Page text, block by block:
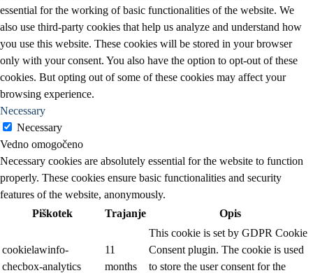
essential for the working of basic functionalities of the website. We
also use third-party cookies that help us analyze and understand how
you use this website. These cookies will be stored in your browser
only with your consent. You also have the option to opt-out of these
cookies. But opting out of some of these cookies may affect your
browsing experience.
Necessary
Necessary
Vedno omogočeno
Necessary cookies are absolutely essential for the website to function
properly. These cookies ensure basic functionalities and security
features of the website, anonymously.
Piškotek
Trajanje Opis
cookielawinfo-
checbox-analytics
11
months
This cookie is set by GDPR Cookie
Consent plugin. The cookie is used
to store the user consent for the